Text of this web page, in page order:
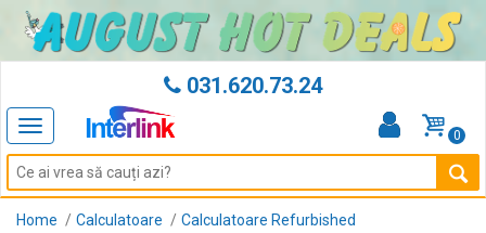
031.620.73.24
Toggle
navigation
0
Home Calculatoare Calculatoare Refurbished